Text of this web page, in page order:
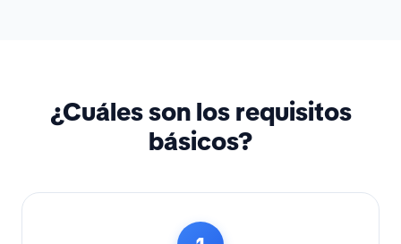
¿Cuáles son los requisitos
básicos?